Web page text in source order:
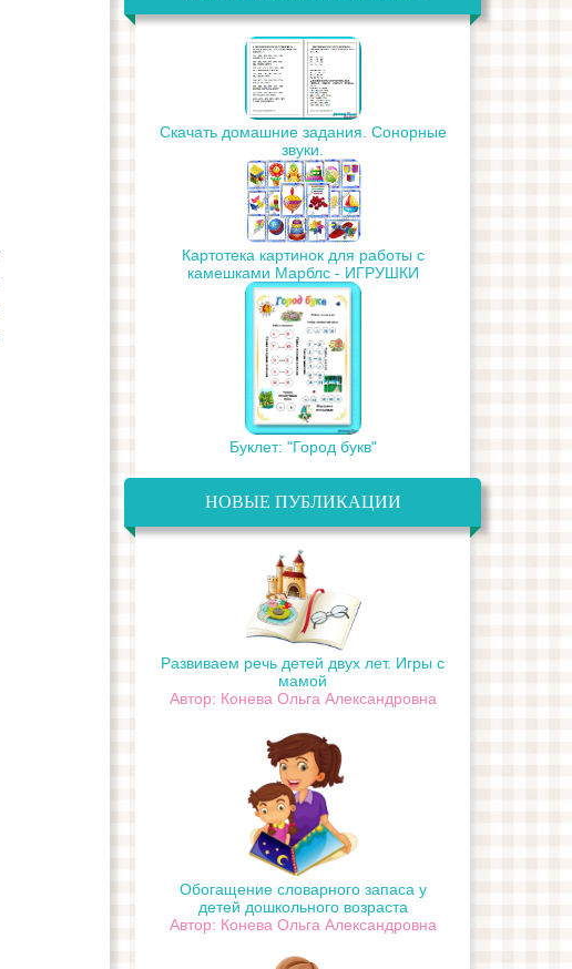
Скачать домашние задания. Сонорные
звуки.
Картотека картинок для работы с
камешками Марблс - ИГРУШКИ
Буклет: "Город букв"
НОВЫЕ ПУБЛИКАЦИИ
Развиваем речь детей двух лет. Игры с
мамой
Автор: Конева Ольга Александровна
Обогащение словарного запаса у
детей дошкольного возраста
Автор: Конева Ольга Александровна